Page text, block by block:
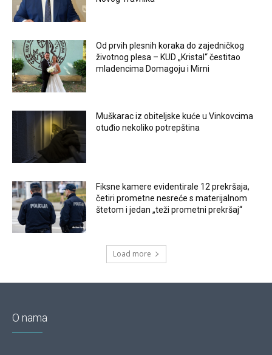
Od prvih plesnih koraka do zajedničkog
životnog plesa – KUD „Kristal“ čestitao
mladencima Domagoju i Mirni
Muškarac iz obiteljske kuće u Vinkovcima
otuđio nekoliko potrepština
Fiksne kamere evidentirale 12 prekršaja,
četiri prometne nesreće s materijalnom
štetom i jedan „teži prometni prekršaj“
Load more
O nama